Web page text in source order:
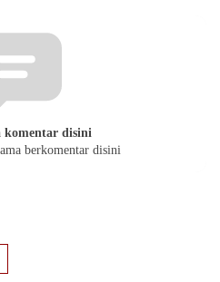
komentar disini
berkomentar disini